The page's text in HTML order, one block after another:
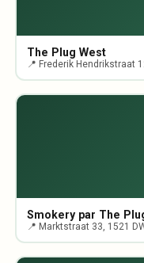
The Plug West
📍 Frederik Hendrikstraat
Smokery par The
📍 Marktstraat 33, 1521